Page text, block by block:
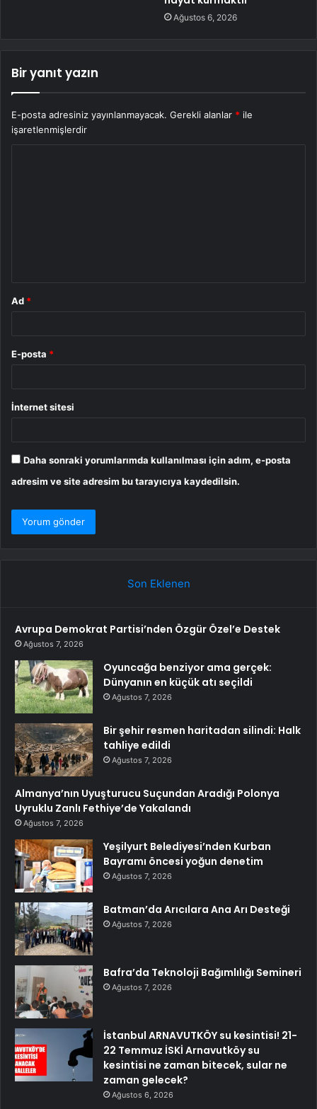
Ağustos 6, 2026
Bir yanıt yazın
E-posta adresiniz yayınlanmayacak. Gerekli alanlar * ile
işaretlenmişlerdir
Ad *
E-posta *
İnternet sitesi
Daha sonraki yorumlarımda kullanılması için adım, e-posta
adresim ve site adresim bu tarayıcıya kaydedilsin.
Son Eklenen
Avrupa Demokrat Partisi’nden Özgür Özel’e Destek
Ağustos 7, 2026
Oyuncağa benziyor ama gerçek:
Dünyanın en küçük atı seçildi
Ağustos 7, 2026
Bir şehir resmen haritadan silindi: Halk
tahliye edildi
Ağustos 7, 2026
Almanya’nın Uyuşturucu Suçundan Aradığı Polonya
Uyruklu Zanlı Fethiye’de Yakalandı
Ağustos 7, 2026
Yeşilyurt Belediyesi’nden Kurban
Bayramı öncesi yoğun denetim
Ağustos 7, 2026
Batman’da Arıcılara Ana Arı Desteği
Ağustos 7, 2026
Bafra’da Teknoloji Bağımlılığı Semineri
Ağustos 7, 2026
İstanbul ARNAVUTKÖY su kesintisi! 21-
22 Temmuz İSKİ Arnavutköy su
kesintisi ne zaman bitecek, sular ne
zaman gelecek?
Ağustos 6, 2026